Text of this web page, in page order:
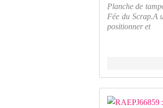
Planche de
Fée du Scrap.A
positionner et